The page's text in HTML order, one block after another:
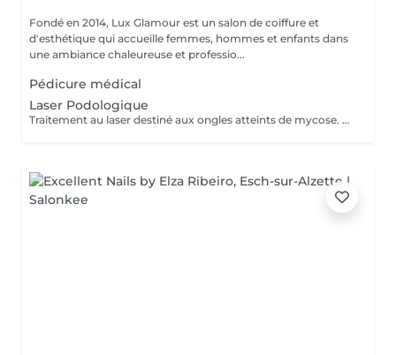
Fondé en 2014, Lux Glamour est un salon de coiffure et
d'esthétique qui accueille femmes, hommes et enfants dans
une ambiance chaleureuse et professio...
Pédicure médical
Laser Podologique
Traitement au laser destiné aux ongles atteints de mycose. Le laser agit directement sur la zone concernée et complète les soins podologiques afin d'améliorer l'aspect et la santé de l'ongle. Procédure rapide, sûre et non invasive. Le nombre de séances nécessaires peut varier selon l'état de l'ongle et l'évolution du traitement.